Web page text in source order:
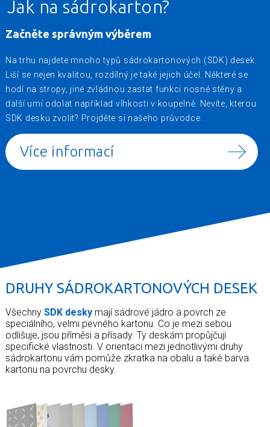
Jak na sádrokarton?
Začněte správným výběrem
Na trhu najdete mnoho typů sádrokartonových (SDK) desek.
Liší se nejen kvalitou, rozdílný je také jejich účel. Některé se
hodí na stropy, jiné zvládnou zastat funkci nosné stěny a
další umí odolat například vlhkosti v koupelně. Nevíte, kterou
SDK desku zvolit? Projděte si našeho průvodce.
Více informací
DRUHY SÁDROKARTONOVÝCH DESEK
Všechny SDK desky mají sádrové jádro a povrch ze
speciálního, velmi pevného kartonu. Co je mezi sebou
odlišuje, jsou příměsi a přísady. Ty deskám propůjčují
specifické vlastnosti. V orientaci mezi jednotlivými druhy
sádrokartonu vám pomůže zkratka na obalu a také barva
kartonu na povrchu desky.